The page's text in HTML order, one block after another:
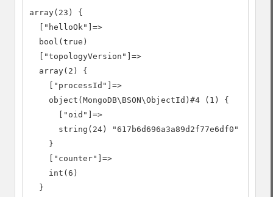
array(23) {
  ["helloOk"]=>
  bool(true)
  ["topologyVersion"]=>
  array(2) {
    ["processId"]=>
    object(MongoDB\BSON\ObjectId)#4 (1) {
      ["oid"]=>
      string(24) "617b6d696a3a89d2f77e6df0"
    }
    ["counter"]=>
    int(6)
  }